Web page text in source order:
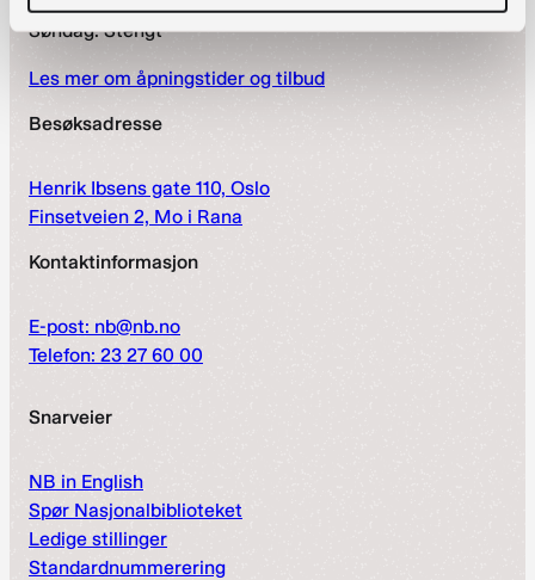
Søndag: Stengt
Les mer om åpningstider og tilbud
Besøksadresse
Henrik Ibsens gate 110, Oslo
Finsetveien 2, Mo i Rana
Kontaktinformasjon
E-post: nb@nb.no
Telefon: 23 27 60 00
Snarveier
NB in English
Spør Nasjonalbiblioteket
Ledige stillinger
Standardnummerering